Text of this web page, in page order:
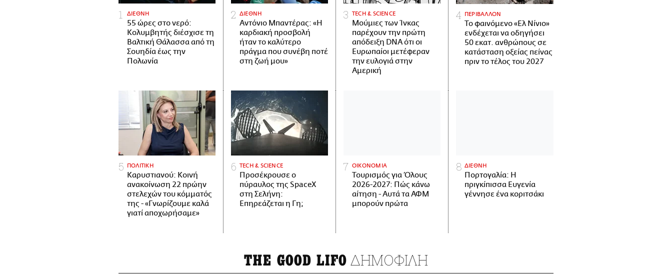
ΔΙΕΘΝΗ
55 ώρες στο νερό:
Κολυμβητής διέσχισε τη
Βαλτική Θάλασσα από τη
Σουηδία έως την
Πολωνία
ΔΙΕΘΝΗ
Αντόνιο Μπαντέρας: «Η
καρδιακή προσβολή
ήταν το καλύτερο
πράγμα που συνέβη ποτέ
στη ζωή μου»
ΤECH & SCIENCE
Μούμιες των Ίνκας
παρέχουν την πρώτη
απόδειξη DNA ότι οι
Ευρωπαίοι μετέφεραν
την ευλογιά στην
Αμερική
ΠΕΡΙΒΑΛΛΟΝ
Το φαινόμενο «Ελ Νίνιο»
ενδέχεται να οδηγήσει
50 εκατ. ανθρώπους σε
κατάσταση οξείας πείνας
πριν το τέλος του 2027
ΠΟΛΙΤΙΚΗ
Καρυστιανού: Κοινή
ανακοίνωση 22 πρώην
στελεχών του κόμματός
της - «Γνωρίζουμε καλά
γιατί αποχωρήσαμε»
ΤECH & SCIENCE
Προσέκρουσε ο
πύραυλος της SpaceX
στη Σελήνη:
Επηρεάζεται η Γη;
ΟΙΚΟΝΟΜΙΑ
Τουρισμός για Όλους
2026-2027: Πώς κάνω
αίτηση - Αυτά τα ΑΦΜ
μπορούν πρώτα
ΔΙΕΘΝΗ
Πορτογαλία: Η
πριγκίπισσα Ευγενία
γέννησε ένα κοριτσάκι
THE GOOD LIFO ΔΗΜΟΦΙΛΗ